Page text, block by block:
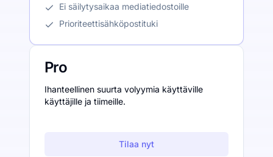
Ei säilytysaikaa mediatiedostoille
Prioriteettisähköpostituki
Pro
Ihanteellinen suurta volyymia käyttäville
käyttäjille ja tiimeille.
Tilaa nyt